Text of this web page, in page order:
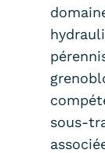
sous-